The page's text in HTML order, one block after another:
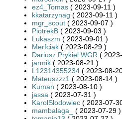
ez4_Tomas ( 2023-09-11 )
kkatarzynag ( 2023-09-11 )
mgr_scout ( 2023-09-07 )
PiotrekB ( 2023-09-03 )
Lukaszm ( 2023-09-01 )
Merfciak ( 2023-08-29 )
Dariusz Prykiel WGR (
jarmik ( 2023-08-21 )
L12314355234 ( 2023-08-
Mateuszzz1 ( 2023-08-14 )
Kuman ( 2023-08-10 )
jassa ( 2023-07-31 )
KarolSlodowiec ( 2023-07-
mambalaga_
( 2023-07-29 )